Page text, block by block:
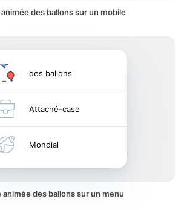
des ballons sur un mobile
des ballons
Attaché-case
Mondial
animée des ballons sur un menu